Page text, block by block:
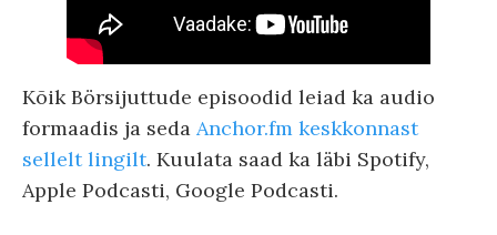
Kõik Börsijuttude episoodid leiad ka audio
formaadis ja seda Anchor.fm keskkonnast
sellelt lingilt. Kuulata saad ka läbi Spotify,
Apple Podcasti, Google Podcasti.